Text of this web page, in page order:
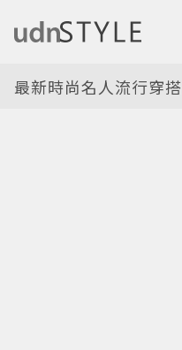
最新時尚名人流行穿搭